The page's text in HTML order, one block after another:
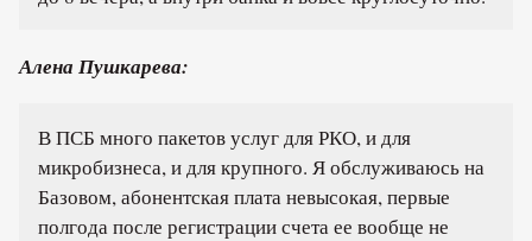
Алена Пушкарева:
В ПСБ много пакетов услуг для РКО, и для
микробизнеса, и для крупного. Я обслуживаюсь на
Базовом, абонентская плата невысокая, первые
полгода после регистрации счета ее вообще не